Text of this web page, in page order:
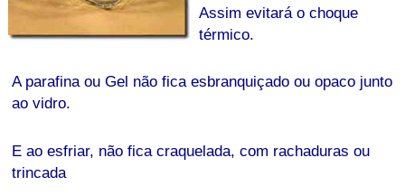
Assim evitará o choque
térmico.
A parafina ou Gel não fica esbranquiçado ou opaco junto
ao vidro.
E ao esfriar, não fica craquelada, com rachaduras ou
trincada